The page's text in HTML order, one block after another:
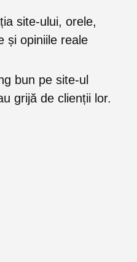
site-ului, orele,
și opiniile reale
bun pe site-ul
grijă de clienții lor.